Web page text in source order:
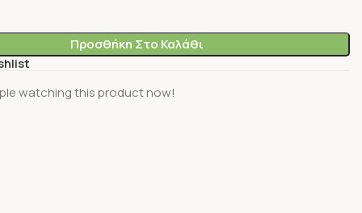
Προσθήκη Στο Καλάθι
watching this product now!